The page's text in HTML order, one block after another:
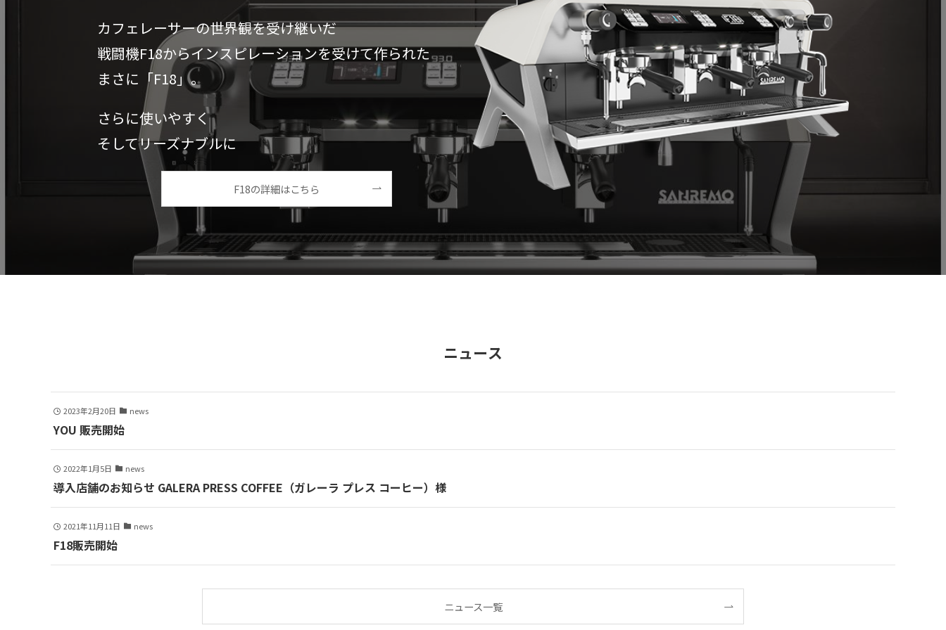
カフェレーサーの世界観を受け継いだ
戦闘機F18からインスピレーションを受けて作られた
まさに「F18」。
さらに使いやすく
そしてリーズナブルに
F18の詳細はこちら
ニュース
2023年2月20日 news
YOU 販売開始
2022年1月5日 news
導入店舗のお知らせ GALERA PRESS COFFEE（ガレーラ プレス コーヒー）様
2021年11月11日 news
F18販売開始
ニュース一覧